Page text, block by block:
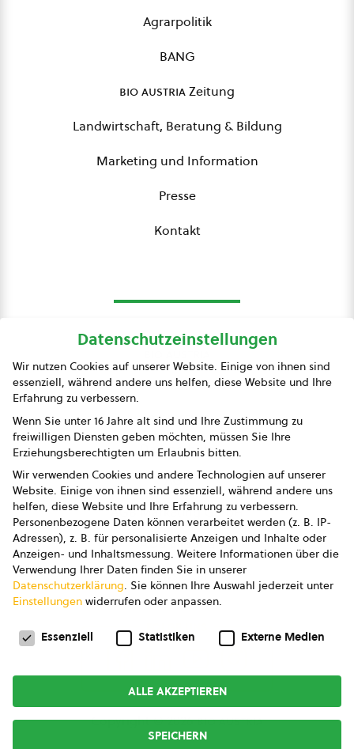
Agrarpolitik
BANG
bio austriaZeitung
Landwirtschaft, Beratung & Bildung
Marketing und Information
Presse
Kontakt
Presse
Impressum
Datenschutz
AGB
AGB Marketing GmbH
AGB Bildung
Newsletter
Copyright © 2026bio austria
Datenschutzeinstellungen
Wir nutzen Cookies auf unserer Website. Einige von ihnen sind
essenziell, während andere uns helfen, diese Website und Ihre
Erfahrung zu verbessern.
Wenn Sie unter 16 Jahre alt sind und Ihre Zustimmung zu
freiwilligen Diensten geben möchten, müssen Sie Ihre
Erziehungsberechtigten um Erlaubnis bitten.
Wir verwenden Cookies und andere Technologien auf unserer
Website. Einige von ihnen sind essenziell, während andere uns
helfen, diese Website und Ihre Erfahrung zu verbessern.
Personenbezogene Daten können verarbeitet werden (z. B. IP-
Adressen), z. B. für personalisierte Anzeigen und Inhalte oder
Anzeigen- und Inhaltsmessung. Weitere Informationen über die
Verwendung Ihrer Daten finden Sie in unserer
Datenschutzerklärung. Sie können Ihre Auswahl jederzeit unter
Einstellungen widerrufen oder anpassen.
Datenschutzeinstellungen
Essenziell Statistiken Externe Medien
ALLE AKZEPTIEREN
SPEICHERN